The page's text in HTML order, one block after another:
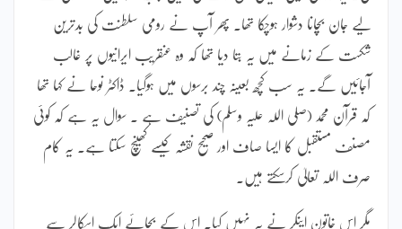
لیے جان بچانا دشوار ہوچکا تھا۔ پھر آپ نے رومی سلطنت کی بدترین
شکست کے زمانے میں یہ بتا دیا تھا کہ وہ عنقریب ایرانیوں پر غالب
آجائیں گے۔ یہ سب کچھ بعینہ چند برسوں میں ہوگیا۔ ڈاکٹر نوحا نے کہا تھا
کہ قرآن محمد (صلی اللہ علیہ وسلم) کی تصنیف ہے ۔ سوال یہ ہے کہ کوئی
مصنف مستقبل کا ایسا صاف اور صحیح نقشہ کیسے کھینچ سکتا ہے۔ یہ کام
صرف اللہ تعالیٰ کرسکتے ہیں۔
مگر اس خاتون اینکر نے یہ نہیں کیا۔ اس کے بجائے ایک اسکالر سے